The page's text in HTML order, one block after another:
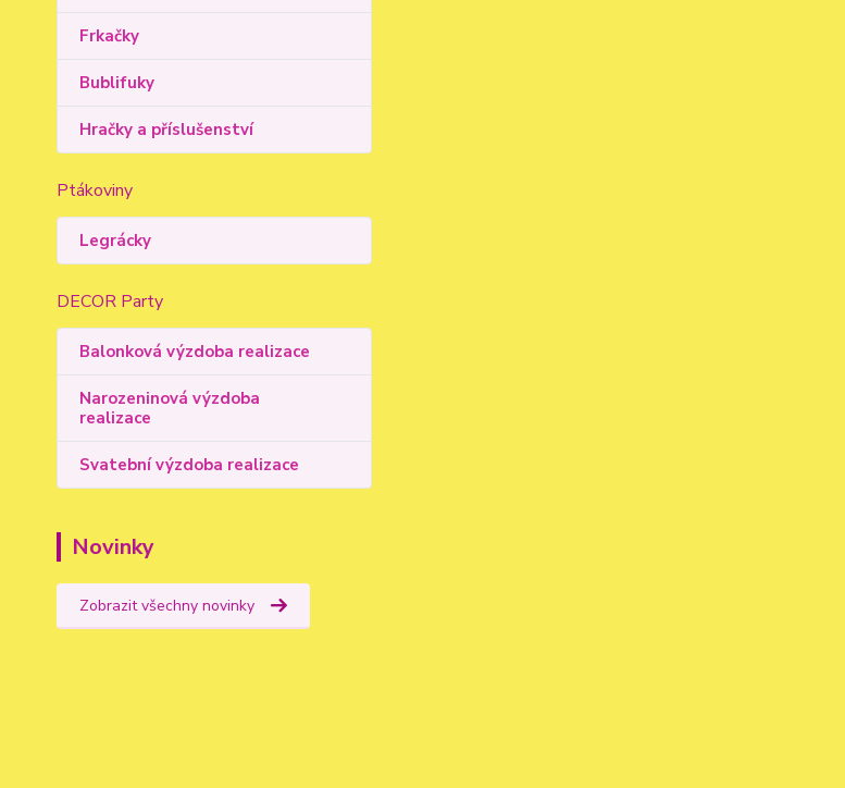
Frkačky
Bublifuky
Hračky a příslušenství
Ptákoviny
Legrácky
DECOR Party
Balonková výzdoba realizace
Narozeninová výzdoba
realizace
Svatební výzdoba realizace
Novinky
Zobrazit všechny novinky